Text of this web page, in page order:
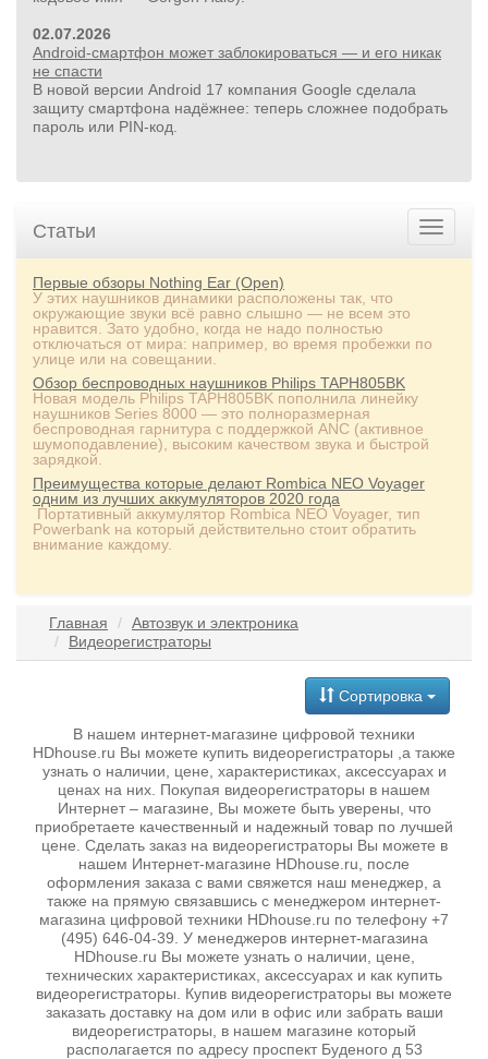
02.07.2026
Android-смартфон может заблокироваться — и его никак
не спасти
В новой версии Android 17 компания Google сделала
защиту смартфона надёжнее: теперь сложнее подобрать
пароль или PIN‑код.
Статьи
Первые обзоры Nothing Ear (Open)
У этих наушников динамики расположены так, что
окружающие звуки всё равно слышно — не всем это
нравится. Зато удобно, когда не надо полностью
отключаться от мира: например, во время пробежки по
улице или на совещании.
Обзор беспроводных наушников Philips TAPH805BK
Новая модель Philips TAPH805BK пополнила линейку
наушников Series 8000 — это полноразмерная
беспроводная гарнитура с поддержкой ANC (активное
шумоподавление), высоким качеством звука и быстрой
зарядкой.
Преимущества которые делают Rombica NEO Voyager
одним из лучших аккумуляторов 2020 года
Портативный аккумулятор Rombica NEO Voyager, тип
Powerbank на который действительно стоит обратить
внимание каждому.
Главная
Автозвук и электроника
Видеорегистраторы
Сортировка
В нашем интернет-магазине цифровой техники
HDhouse.ru Вы можете купить видеорегистраторы ,а также
узнать о наличии, цене, характеристиках, аксессуарах и
ценах на них. Покупая видеорегистраторы в нашем
Интернет – магазине, Вы можете быть уверены, что
приобретаете качественный и надежный товар по лучшей
цене. Сделать заказ на видеорегистраторы Вы можете в
нашем Интернет-магазине HDhouse.ru, после
оформления заказа с вами свяжется наш менеджер, а
также на прямую связавшись с менеджером интернет-
магазина цифровой техники HDhouse.ru по телефону +7
(495) 646-04-39. У менеджеров интернет-магазина
HDhouse.ru Вы можете узнать о наличии, цене,
технических характеристиках, аксессуарах и как купить
видеорегистраторы. Купив видеорегистраторы вы можете
заказать доставку на дом или в офис или забрать ваши
видеорегистраторы, в нашем магазине который
располагается по адресу проспект Буденого д 53